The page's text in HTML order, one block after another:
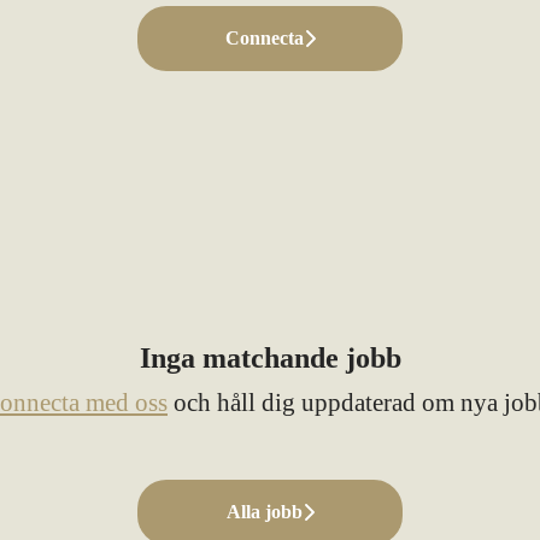
Connecta
Inga matchande jobb
med oss och håll dig uppdaterad om nya
Alla jobb